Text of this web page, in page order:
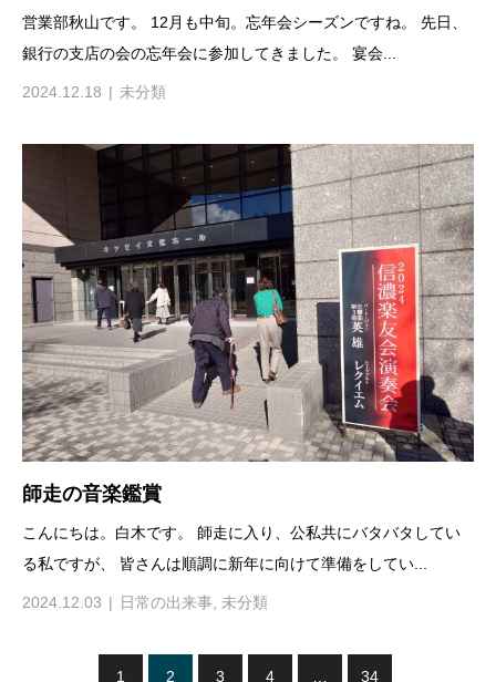
営業部秋山です。 12月も中旬。忘年会シーズンですね。 先日、
銀行の支店の会の忘年会に参加してきました。 宴会...
2024.12.18 未分類
師走の音楽鑑賞
こんにちは。白木です。 師走に入り、公私共にバタバタしてい
る私ですが、 皆さんは順調に新年に向けて準備をしてい...
2024.12.03 日常の出来事 未分類
1 2 3 4 … 34